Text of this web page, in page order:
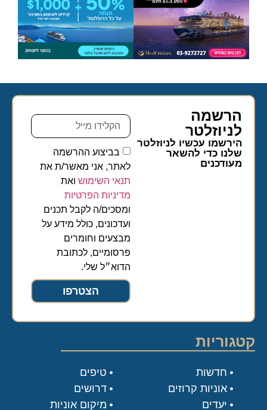
הרשמה
לניוזלטר​
הירשמו עכשיו לניוזלטר
שלנו כדי להשאר
מעודכנים
בביצוע ההרשמה
לאתר, אני מאשר/ת את
תנאי השימושואת
מדיניות הפרטיות
ומסכים/ה לקבל תכנים
ועדכונים, כולל מידע על
מבצעים וחומרים
פרסומיים, לכתובת
הדוא״ל שלי.
הצטרפו
קטגוריות
טיפים
דרושים
מיקום אוניות
חדשות
אוניות קרוזים
יעדים